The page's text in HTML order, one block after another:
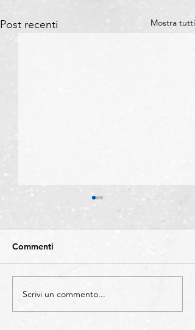
Post recenti Mostra tutti
CATEGORIE -
Individuazione di
Commenti
Scrivi un commento...